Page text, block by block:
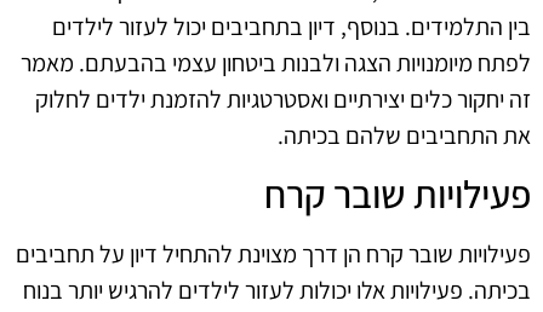
בין התלמידים. בנוסף, דיון בתחביבים יכול לעזור לילדים
לפתח מיומנויות הצגה ולבנות ביטחון עצמי בהבעתם. מאמר
זה יחקור כלים יצירתיים ואסטרטגיות להזמנת ילדים לחלוק
את התחביבים שלהם בכיתה.
פעילויות שובר קרח
פעילויות שובר קרח הן דרך מצוינת להתחיל דיון על תחביבים
בכיתה. פעילויות אלו יכולות לעזור לילדים להרגיש יותר בנוח